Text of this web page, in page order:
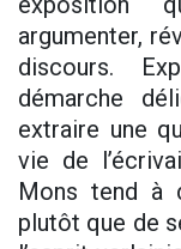
argumenter,
discours.
démarche
extraire une
vie de
Mons tend à
plutôt que de